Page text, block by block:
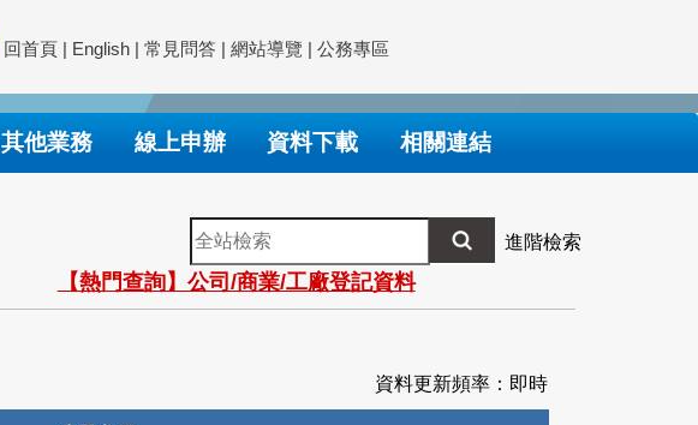
回首頁 | English | 常見問答 | 網站導覽 | 公務專區
其他業務 線上申辦 資料下載 相關連結
全
站
檢
索
進階檢索
【熱門查詢】公司/商業/工廠登記資料
資料更新頻率：即時